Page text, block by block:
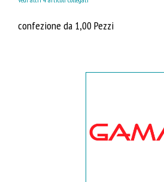
confezione da 1,00 Pezzi